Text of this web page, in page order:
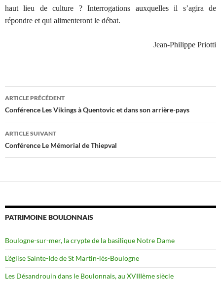
haut lieu de culture ? Interrogations auxquelles il s’agira de
répondre et qui alimenteront le débat.
Jean-Philippe Priotti
Navigation
des
articles
ARTICLE PRÉCÉDENT
Conférence Les Vikings à Quentovic et dans son arrière-pays
ARTICLE SUIVANT
Conférence Le Mémorial de Thiepval
PATRIMOINE BOULONNAIS
Boulogne-sur-mer, la crypte de la basilique Notre Dame
L’église Sainte-Ide de St Martin-lès-Boulogne
Les Désandrouin dans le Boulonnais, au XVIIIème siècle